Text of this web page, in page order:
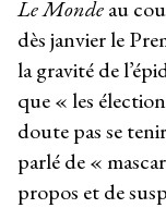
Le Mondeau
dès janvier le
la gravité de
que « les
doute pas se
parlé de «
propos et de